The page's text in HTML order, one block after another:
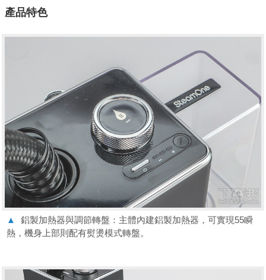
產品特色
▲
鋁製加熱器與調節轉盤：主體內建鋁製加熱器，可實現55瞬
熱，機身上部則配有熨燙模式轉盤。